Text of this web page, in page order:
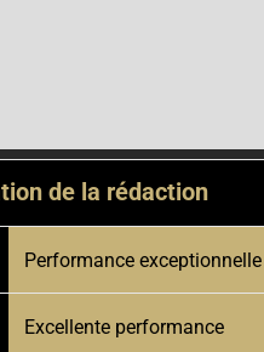
de la rédaction
Performance exceptionnelle
Excellente performance